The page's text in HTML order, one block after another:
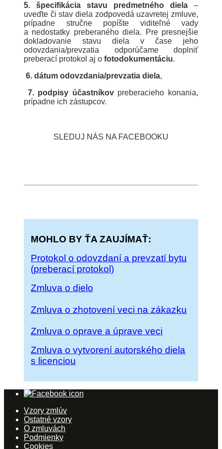
5. špecifikácia stavu predmetného diela –
uveďte či stav diela zodpovedá uzavretej zmluve,
prípadne stručne popíšte viditeľné vady
a nedostatky preberaného diela. Pre presnejšie
dokladovanie stavu diela v čase jeho
odovzdania/prevzatia odporúčame doplniť
preberací protokol aj o fotodokumentáciu.
6. dátum odovzdania/prevzatia diela,
7. podpisy účastníkov preberacieho konania,
prípadne ich zástupcov.
SLEDUJ NÁS NA FACEBOOKU
MOHLO BY ŤA ZAUJÍMAŤ:
Protokol o odovzdaní a prevzatí bytu
(preberací protokol)
Zmluva o dielo
Zmluva o zhotovení veci na zákazku
Zmluva o oprave a úprave veci
Zmluva o vytvorení autorského diela
s licenciou
Vzory zmlúv
Ostatné vzory
O zmluvách
Podmienky
Cookies